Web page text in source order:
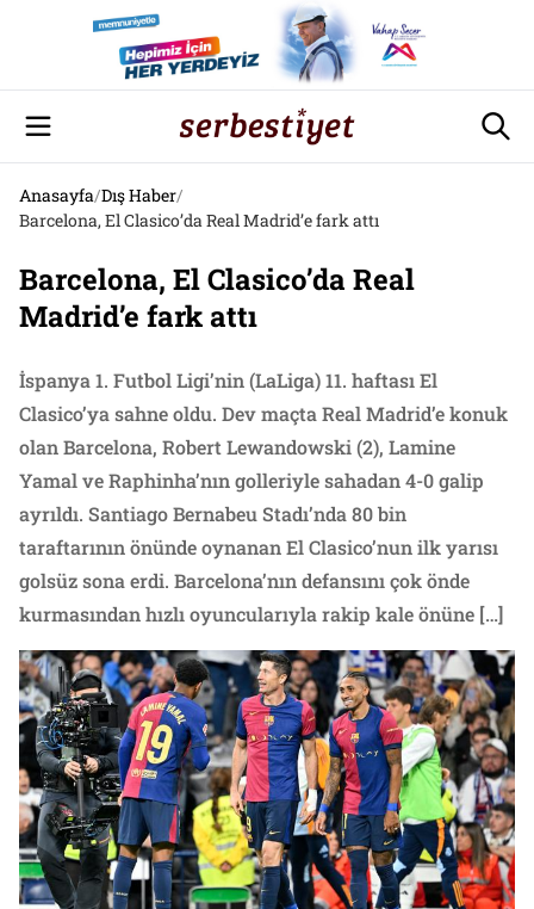
Anasayfa/Dış Haber/
Barcelona, El Clasico’da Real Madrid’e fark attı
Barcelona, El Clasico’da Real
Madrid’e fark attı
İspanya 1. Futbol Ligi’nin (LaLiga) 11. haftası El
Clasico’ya sahne oldu. Dev maçta Real Madrid’e konuk
olan Barcelona, Robert Lewandowski (2), Lamine
Yamal ve Raphinha’nın golleriyle sahadan 4-0 galip
ayrıldı. Santiago Bernabeu Stadı’nda 80 bin
taraftarının önünde oynanan El Clasico’nun ilk yarısı
golsüz sona erdi. Barcelona’nın defansını çok önde
kurmasından hızlı oyuncularıyla rakip kale önüne […]